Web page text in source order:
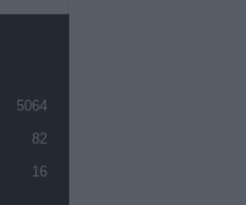
5064
82
16